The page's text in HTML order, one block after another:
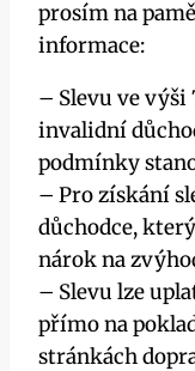
prosím na
informace:
– Slevu ve
invalidní
podmínky
– Pro získání
důchodce,
nárok na
– Slevu lze
přímo na
stránkách